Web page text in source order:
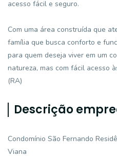
acesso fácil e seguro.
Com uma área construída que
família que busca conforto e
para quem deseja viver em um
natureza, mas com fácil acesso
(RA)
Descrição
Condomínio São Fernando
Viana